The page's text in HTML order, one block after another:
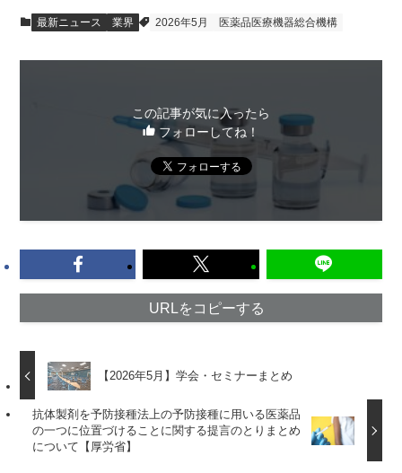
最新ニュース 業界 2026年5月 医薬品医療機器総合機構
この記事が気に入ったら
フォローしてね！
URLをコピーする
【2026年5月】学会・セミナーまとめ
抗体製剤を予防接種法上の予防接種に用いる医薬品
の一つに位置づけることに関する提言のとりまとめ
について【厚労省】